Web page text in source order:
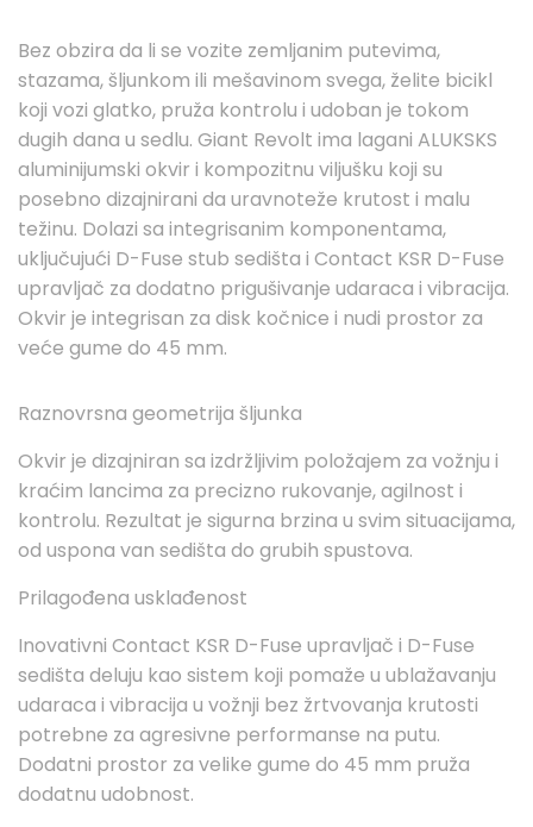
Bez obzira da li se vozite zemljanim putevima,
stazama, šljunkom ili mešavinom svega, želite bicikl
koji vozi glatko, pruža kontrolu i udoban je tokom
dugih dana u sedlu. Giant Revolt ima lagani ALUKSKS
aluminijumski okvir i kompozitnu viljušku koji su
posebno dizajnirani da uravnoteže krutost i malu
težinu. Dolazi sa integrisanim komponentama,
uključujući D-Fuse stub sedišta i Contact KSR D-Fuse
upravljač za dodatno prigušivanje udaraca i vibracija.
Okvir je integrisan za disk kočnice i nudi prostor za
veće gume do 45 mm.
Raznovrsna geometrija šljunka
Okvir je dizajniran sa izdržljivim položajem za vožnju i
kraćim lancima za precizno rukovanje, agilnost i
kontrolu. Rezultat je sigurna brzina u svim situacijama,
od uspona van sedišta do grubih spustova.
Prilagođena usklađenost
Inovativni Contact KSR D-Fuse upravljač i D-Fuse
sedišta deluju kao sistem koji pomaže u ublažavanju
udaraca i vibracija u vožnji bez žrtvovanja krutosti
potrebne za agresivne performanse na putu.
Dodatni prostor za velike gume do 45 mm pruža
dodatnu udobnost.